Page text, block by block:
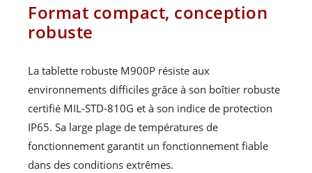
Format compact, conception
robuste
La tablette robuste M900P résiste aux
environnements difficiles grâce à son boîtier robuste
certifié MIL-STD-810G et à son indice de protection
IP65. Sa large plage de températures de
fonctionnement garantit un fonctionnement fiable
dans des conditions extrêmes.